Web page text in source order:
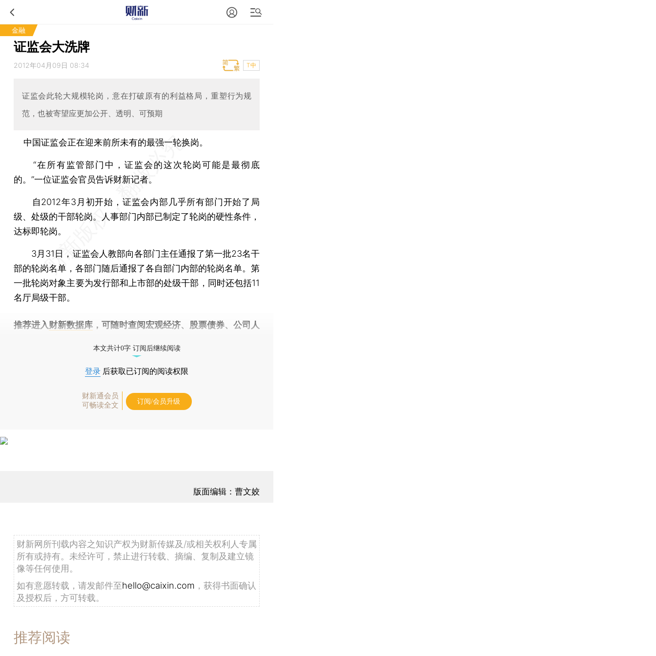
金融
证监会大洗牌
2012年04月09日 08:34 T中
证监会此轮大规模轮岗，意在打破原有的利益格局，重塑行为规
范，也被寄望应更加公开、透明、可预期
中国证监会正在迎来前所未有的最强一轮换岗。
“在所有监管部门中，证监会的这次轮岗可能是最彻底
的。”一位证监会官员告诉财新记者。
自2012年3月初开始，证监会内部几乎所有部门开始了局
级、处级的干部轮岗。人事部门内部已制定了轮岗的硬性条件，
达标即轮岗。
3月31日，证监会人教部向各部门主任通报了第一批23名干
部的轮岗名单，各部门随后通报了各自部门内部的轮岗名单。第
一批轮岗对象主要为发行部和上市部的处级干部，同时还包括11
名厅局级干部。
推荐进入财新数据库 ，可随时查阅宏观经济、股票债券、公司人
本文共计0字 订阅后继续阅读
登录 后获取已订阅的阅读权限
财新通会员
可畅读全文
订阅/会员升级
版面编辑：曹文姣
财新网所刊载内容之知识产权为财新传媒及/或相关权利人专属
所有或持有。未经许可，禁止进行转载、摘编、复制及建立镜
像等任何使用。
如有意愿转载，请发邮件至hello@caixin.com ，获得书面确认
及授权后，方可转载。
推荐阅读